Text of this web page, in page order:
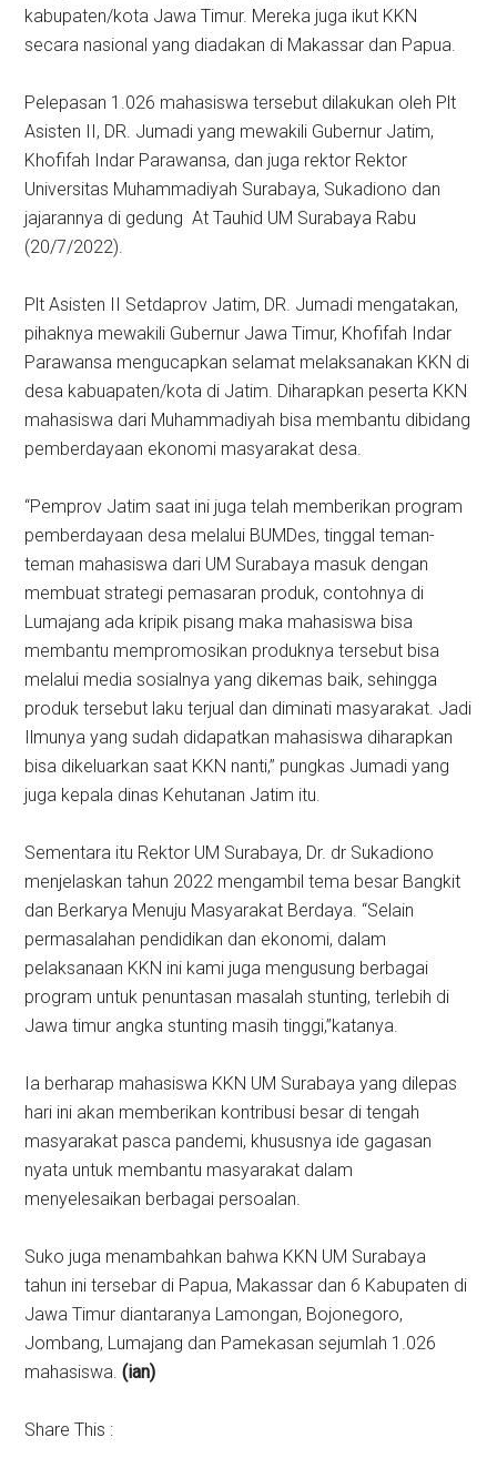
kabupaten/kota Jawa Timur. Mereka juga ikut KKN
secara nasional yang diadakan di Makassar dan Papua.
Pelepasan 1.026 mahasiswa tersebut dilakukan oleh Plt
Asisten II, DR. Jumadi yang mewakili Gubernur Jatim,
Khofifah Indar Parawansa, dan juga rektor Rektor
Universitas Muhammadiyah Surabaya, Sukadiono dan
jajarannya di gedung At Tauhid UM Surabaya Rabu
(20/7/2022).
Plt Asisten II Setdaprov Jatim, DR. Jumadi mengatakan,
pihaknya mewakili Gubernur Jawa Timur, Khofifah Indar
Parawansa mengucapkan selamat melaksanakan KKN di
desa kabuapaten/kota di Jatim. Diharapkan peserta KKN
mahasiswa dari Muhammadiyah bisa membantu dibidang
pemberdayaan ekonomi masyarakat desa.
“Pemprov Jatim saat ini juga telah memberikan program
pemberdayaan desa melalui BUMDes, tinggal teman-
teman mahasiswa dari UM Surabaya masuk dengan
membuat strategi pemasaran produk, contohnya di
Lumajang ada kripik pisang maka mahasiswa bisa
membantu mempromosikan produknya tersebut bisa
melalui media sosialnya yang dikemas baik, sehingga
produk tersebut laku terjual dan diminati masyarakat. Jadi
Ilmunya yang sudah didapatkan mahasiswa diharapkan
bisa dikeluarkan saat KKN nanti,” pungkas Jumadi yang
juga kepala dinas Kehutanan Jatim itu.
Sementara itu Rektor UM Surabaya, Dr. dr Sukadiono
menjelaskan tahun 2022 mengambil tema besar Bangkit
dan Berkarya Menuju Masyarakat Berdaya. “Selain
permasalahan pendidikan dan ekonomi, dalam
pelaksanaan KKN ini kami juga mengusung berbagai
program untuk penuntasan masalah stunting, terlebih di
Jawa timur angka stunting masih tinggi,”katanya.
Ia berharap mahasiswa KKN UM Surabaya yang dilepas
hari ini akan memberikan kontribusi besar di tengah
masyarakat pasca pandemi, khususnya ide gagasan
nyata untuk membantu masyarakat dalam
menyelesaikan berbagai persoalan.
Suko juga menambahkan bahwa KKN UM Surabaya
tahun ini tersebar di Papua, Makassar dan 6 Kabupaten di
Jawa Timur diantaranya Lamongan, Bojonegoro,
Jombang, Lumajang dan Pamekasan sejumlah 1.026
mahasiswa.(ian)
Share This :